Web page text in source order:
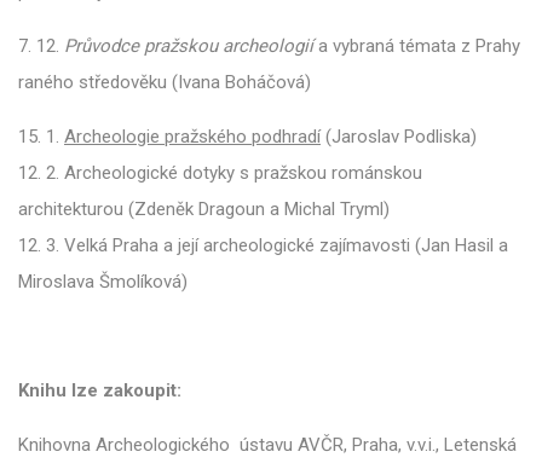
7. 12. Průvodce pražskou archeologiía vybraná témata z Prahy
raného středověku (Ivana Boháčová)
15. 1. Archeologie pražského podhradí(Jaroslav Podliska)
12. 2. Archeologické dotyky s pražskou románskou
architekturou (Zdeněk Dragoun a Michal Tryml)
12. 3. Velká Praha a její archeologické zajímavosti (Jan Hasil a
Miroslava Šmolíková)
Knihu lze zakoupit:
Knihovna Archeologického ústavu AVČR, Praha, v.v.i., Letenská